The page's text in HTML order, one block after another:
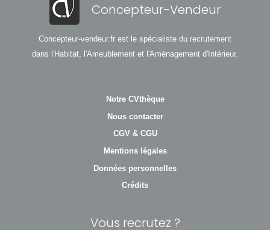
Concepteur-Vendeur
Concepteur-vendeur.fr est le spécialiste du recrutement
dans l'Habitat, l'Ameublement et l'Aménagement d'Intérieur.
Notre CVthèque
Nous contacter
CGV & CGU
Mentions légales
Données personnelles
Crédits
Vous recrutez ?